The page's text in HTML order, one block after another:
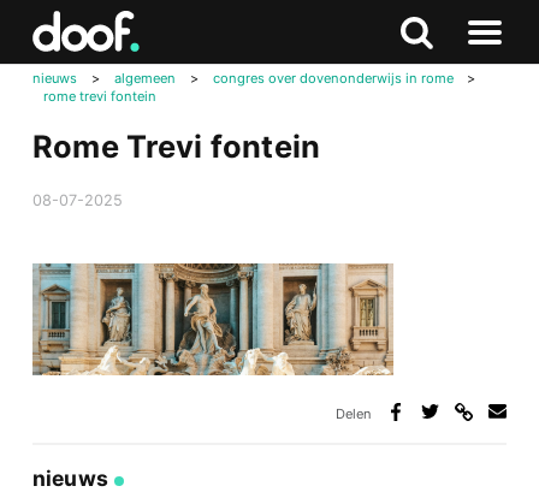
Zoeken
Naar
menu
nieuws > algemeen > congres over dovenonderwijs in rome
>
rome trevi fontein
Rome Trevi fontein
08-07-2025
Delen
nieuws
Doof.nl
Zoeken
naar